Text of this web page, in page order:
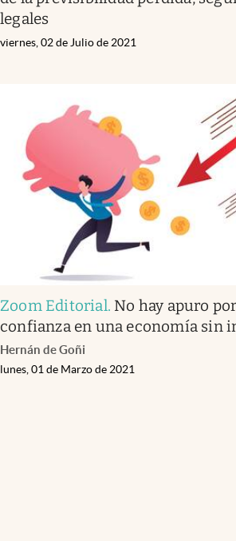
legales
viernes, 02 de Julio de 2021
Zoom Editorial. No hay apuro
confianza en una economía sin
Hernán de Goñi
lunes, 01 de Marzo de 2021